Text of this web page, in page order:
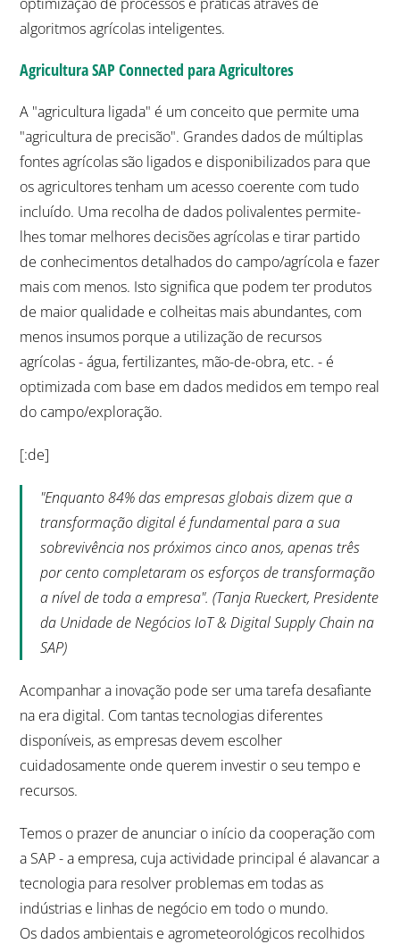
algoritmos agrícolas inteligentes.
Agricultura SAP Connected para Agricultores
A "agricultura ligada" é um conceito que permite uma
"agricultura de precisão". Grandes dados de múltiplas
fontes agrícolas são ligados e disponibilizados para que
os agricultores tenham um acesso coerente com tudo
incluído. Uma recolha de dados polivalentes permite-
lhes tomar melhores decisões agrícolas e tirar partido
de conhecimentos detalhados do campo/agrícola e fazer
mais com menos. Isto significa que podem ter produtos
de maior qualidade e colheitas mais abundantes, com
menos insumos porque a utilização de recursos
agrícolas - água, fertilizantes, mão-de-obra, etc. - é
optimizada com base em dados medidos em tempo real
do campo/exploração.
[:de]
"Enquanto 84% das empresas globais dizem que a
transformação digital é fundamental para a sua
sobrevivência nos próximos cinco anos, apenas três
por cento completaram os esforços de transformação
a nível de toda a empresa". (Tanja Rueckert, Presidente
da Unidade de Negócios IoT & Digital Supply Chain na
SAP)
Acompanhar a inovação pode ser uma tarefa desafiante
na era digital. Com tantas tecnologias diferentes
disponíveis, as empresas devem escolher
cuidadosamente onde querem investir o seu tempo e
recursos.
Temos o prazer de anunciar o início da cooperação com
a SAP - a empresa, cuja actividade principal é alavancar a
tecnologia para resolver problemas em todas as
indústrias e linhas de negócio em todo o mundo.
Os dados ambientais e agrometeorológicos recolhidos